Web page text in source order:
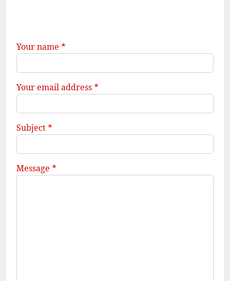
Your name
Your email address
Subject
Message